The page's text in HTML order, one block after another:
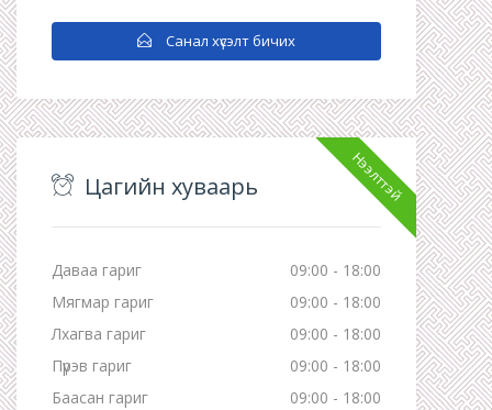
Санал хүсэлт бичих
Нээлттэй
Цагийн хуваарь
Даваа гариг
09:00 - 18:00
Мягмар гариг
09:00 - 18:00
Лхагва гариг
09:00 - 18:00
Пүрэв гариг
09:00 - 18:00
Баасан гариг
09:00 - 18:00